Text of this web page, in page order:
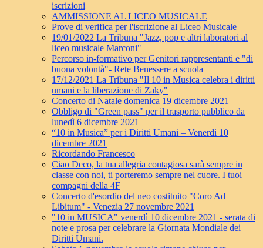
iscrizioni
AMMISSIONE AL LICEO MUSICALE
Prove di verifica per l'iscrizione al Liceo Musicale
19/01/2022 La Tribuna "Jazz, pop e altri laboratori al
liceo musicale Marconi"
Percorso in-formativo per Genitori rappresentanti e "di
buona volontà"- Rete Benessere a scuola
17/12/2021 La Tribuna "Il 10 in Musica celebra i diritti
umani e la liberazione di Zaky"
Concerto di Natale domenica 19 dicembre 2021
Obbligo di "Green pass" per il trasporto pubblico da
lunedì 6 dicembre 2021
“10 in Musica” per i Diritti Umani – Venerdì 10
dicembre 2021
Ricordando Francesco
Ciao Deco, la tua allegria contagiosa sarà sempre in
classe con noi, ti porteremo sempre nel cuore. I tuoi
compagni della 4F
Concerto d'esordio del neo costituito "Coro Ad
Libitum" - Venezia 27 novembre 2021
"10 in MUSICA" venerdì 10 dicembre 2021 - serata di
note e prosa per celebrare la Giornata Mondiale dei
Diritti Umani.